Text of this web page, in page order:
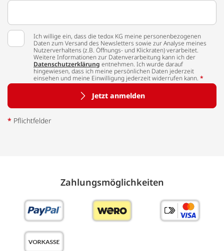
Ich willige ein, dass die tedox KG meine personenbezogenen
Daten zum Versand des Newsletters sowie zur Analyse meines
Nutzerverhaltens (z.B. Öffnungs- und Klickraten) verarbeitet.
Weitere Informationen zur Datenverarbeitung kann ich der
Datenschutzerklärung entnehmen. Ich wurde darauf
hingewiesen, dass ich meine persönlichen Daten jederzeit
einsehen und meine Einwilligung jederzeit widerrufen kann. *
Jetzt anmelden
* Pflichtfelder
Zahlungs­möglich­keiten